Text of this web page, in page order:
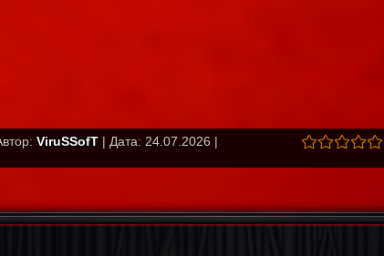
ViruSSofT | Дата: 24.07.2026 |